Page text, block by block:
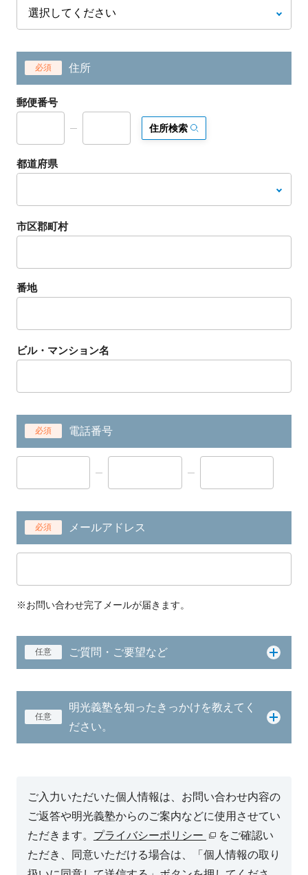
必須 住所
郵便番号
住所検索
都道府県
市区郡町村
番地
ビル・マンション名
必須 電話番号
必須 メールアドレス
※お問い合わせ完了メールが届きます。
任意 ご質問・ご要望など
任意
明光義塾を知ったきっかけを教えてく
ださい。
ご入力いただいた個人情報は、お問い合わせ内容の
ご返答や明光義塾からのご案内などに使用させてい
ただきます。 プライバシーポリシー
をご確認い
ただき、同意いただける場合は、「個人情報の取り